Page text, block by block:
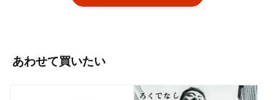
あわせて買いたい